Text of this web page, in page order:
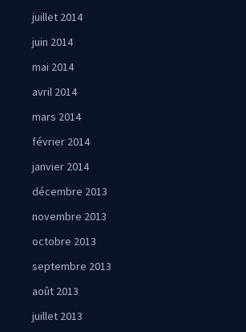
juillet 2014
juin 2014
mai 2014
avril 2014
mars 2014
février 2014
janvier 2014
décembre 2013
novembre 2013
octobre 2013
septembre 2013
août 2013
juillet 2013